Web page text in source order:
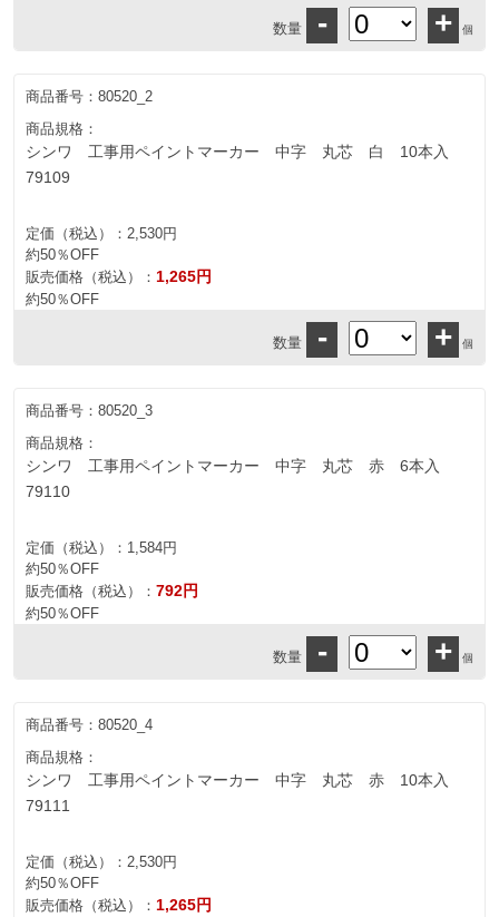
数量 - + 個
商品番号： 80520_2
商品規格：
シンワ 工事用ペイントマーカー 中字 丸芯 白 10本入
79109
定価（税込）： 2,530円
約50％OFF
販売価格（税込）： 1,265円
約50％OFF
数量 - + 個
商品番号： 80520_3
商品規格：
シンワ 工事用ペイントマーカー 中字 丸芯 赤 6本入
79110
定価（税込）： 1,584円
約50％OFF
販売価格（税込）： 792円
約50％OFF
数量 - + 個
商品番号： 80520_4
商品規格：
シンワ 工事用ペイントマーカー 中字 丸芯 赤 10本入
79111
定価（税込）： 2,530円
約50％OFF
販売価格（税込）： 1,265円